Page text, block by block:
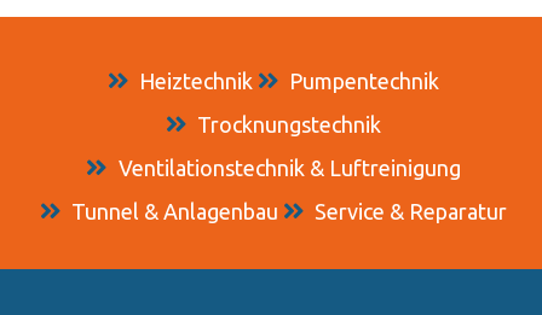
Heiztechnik
Pumpentechnik
Trocknungstechnik
Ventilationstechnik & Luftreinigung
Tunnel & Anlagenbau
Service & Reparatur